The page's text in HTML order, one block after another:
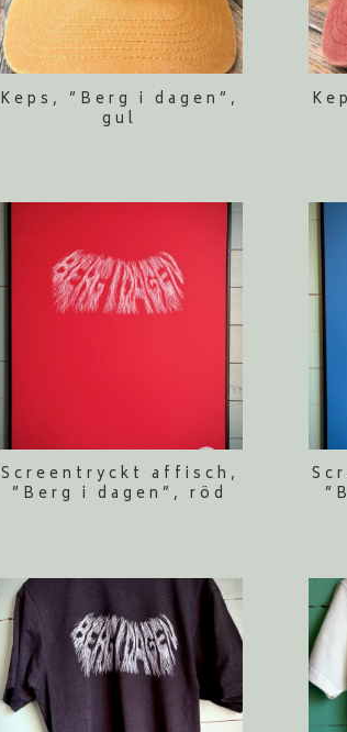
Keps, ”Berg i dagen”,
gul
Screentryckt affisch,
”Berg i dagen”, röd